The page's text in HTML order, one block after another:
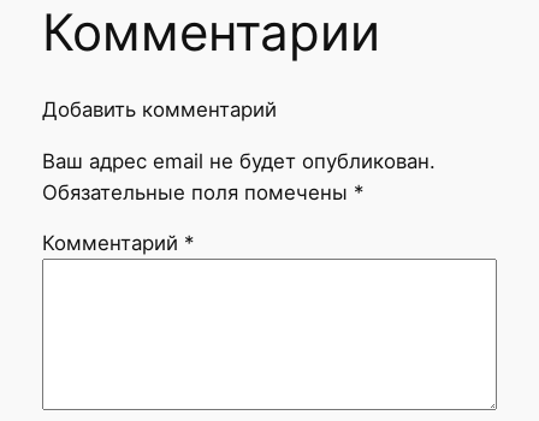
Комментарии
Добавить комментарий
Ваш адрес email не будет опубликован.
Обязательные поля помечены *
Комментарий *